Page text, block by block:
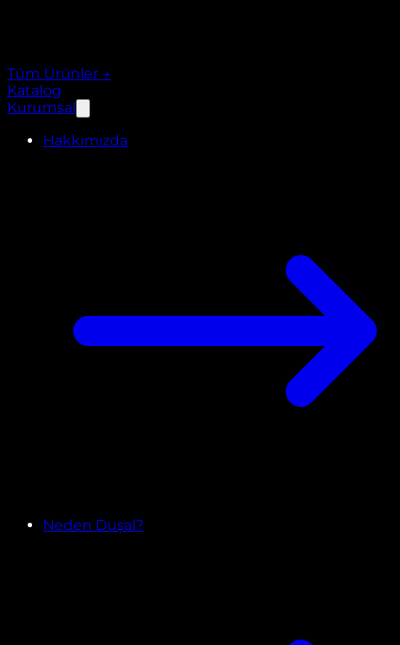
Tüm Ürünler →
Katalog
Kurumsal
Hakkımızda
Neden Duşal?